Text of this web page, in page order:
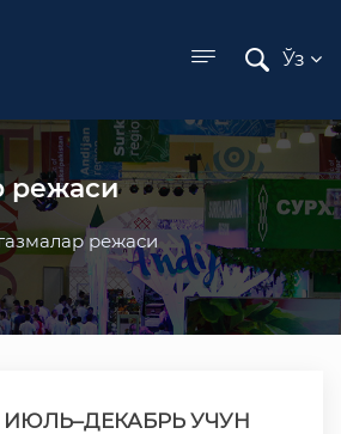
Ўз
режаси
режаси
ИЮЛЬ–ДЕКАБРЬ УЧУН